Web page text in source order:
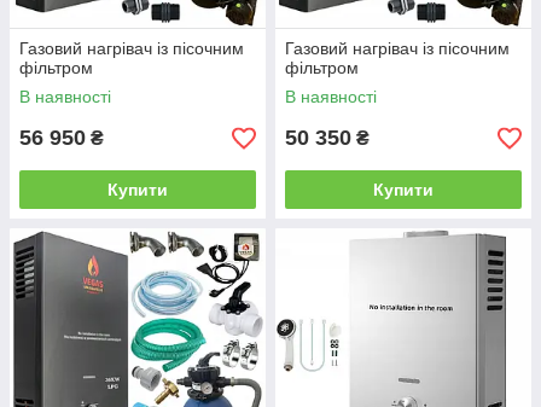
Газовий нагрівач із пісочним
фільтром
В наявності
56 950 ₴
Купити
Газовий нагрівач із пісочним
фільтром
В наявності
50 350 ₴
Купити